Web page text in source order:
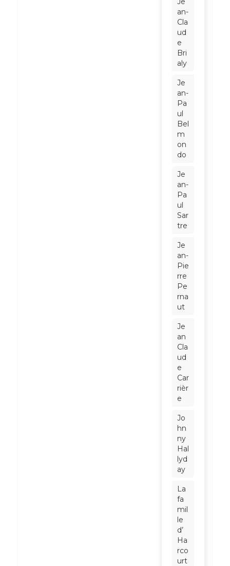
an-
Cla
ud
e
Bri
aly
Je
an-
Pa
ul
Bel
m
on
do
Je
an-
Pa
ul
Sar
tre
Je
an-
Pie
rre
Pe
rna
ut
Je
an
Cla
ud
e
Car
rièr
e
Jo
hn
ny
Hal
lyd
ay
La
fa
mil
le
d’
Ha
rco
urt